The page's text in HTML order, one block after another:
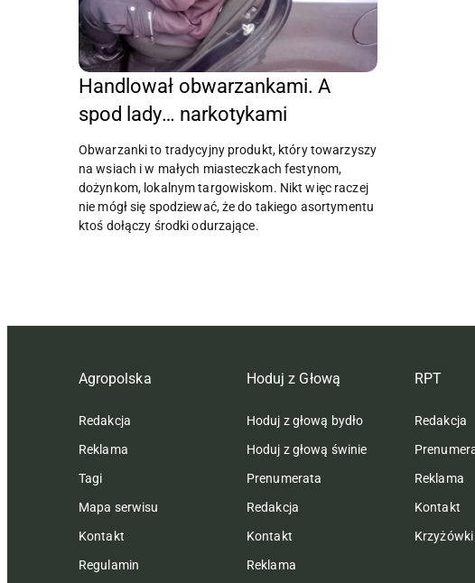
Handlował obwarzankami. A
spod lady… narkotykami
Obwarzanki to tradycyjny produkt, który towarzyszy
na wsiach i w małych miasteczkach festynom,
dożynkom, lokalnym targowiskom. Nikt więc raczej
nie mógł się spodziewać, że do takiego asortymentu
ktoś dołączy środki odurzające.
Agropolska
Redakcja
Reklama
Tagi
Mapa serwisu
Kontakt
Regulamin
Hoduj z Głową
Hoduj z głową bydło
Hoduj z głową świnie
Prenumerata
Redakcja
Kontakt
Reklama
RPT
Redakcja
Reklama
Kontakt
Krzyżówki